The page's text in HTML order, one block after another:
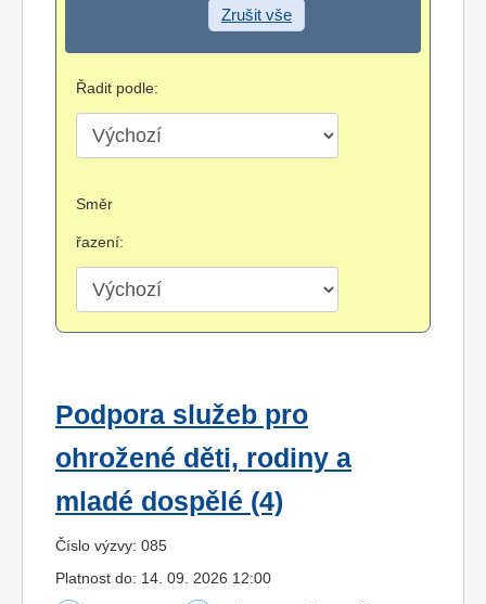
Zrušit vše
Řadit podle:
Směr
řazení:
Podpora služeb pro
ohrožené děti, rodiny a
mladé dospělé (4)
Číslo výzvy: 085
Platnost do: 14. 09. 2026 12:00